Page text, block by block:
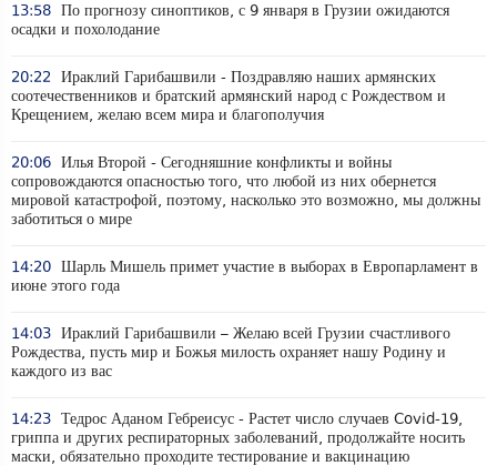
13:58 По прогнозу синоптиков, с 9 января в Грузии ожидаются
осадки и похолодание
20:22
Ираклий Гарибашвили - Поздравляю наших армянских
соотечественников и братский армянский народ с Рождеством и
Крещением, желаю всем мира и благополучия
20:06 Илья Второй - Сегодняшние конфликты и войны
сопровождаются опасностью того, что любой из них обернется
мировой катастрофой, поэтому, насколько это возможно, мы должны
заботиться о мире
14:20 Шарль Мишель примет участие в выборах в Европарламент в
июне этого года
14:03 Ираклий Гарибашвили – Желаю всей Грузии счастливого
Рождества, пусть мир и Божья милость охраняет нашу Родину и
каждого из вас
14:23 Тедрос Аданом Гебреисус - Растет число случаев Covid-19,
гриппа и других респираторных заболеваний, продолжайте носить
маски, обязательно проходите тестирование и вакцинацию